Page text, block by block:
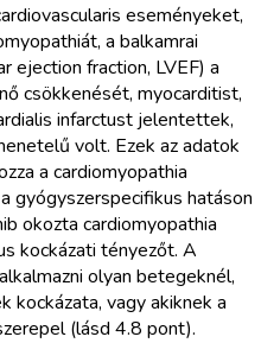
eseményeket,
a balkamrai
ejection fraction, LVEF) a
csökkenését, myocarditist,
infarctust jelentettek,
volt. Ezek az adatok
a cardiomyopathia
gyógyszerspecifikus hatáson
okozta cardiomyopathia
kockázati tényezőt. A
olyan betegeknél,
kockázata, vagy akiknek a
(lásd 4.8 pont).